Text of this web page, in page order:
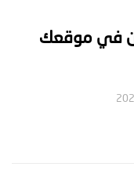
في موقعك